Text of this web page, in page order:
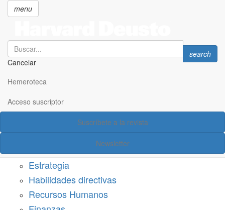
principal
menu
Search
Cancelar
Search
search
Hemeroteca
Acceso suscriptor
Suscríbete a la revista
Newsletter
Acceso suscriptor
Estrategia
Habilidades directivas
Recursos Humanos